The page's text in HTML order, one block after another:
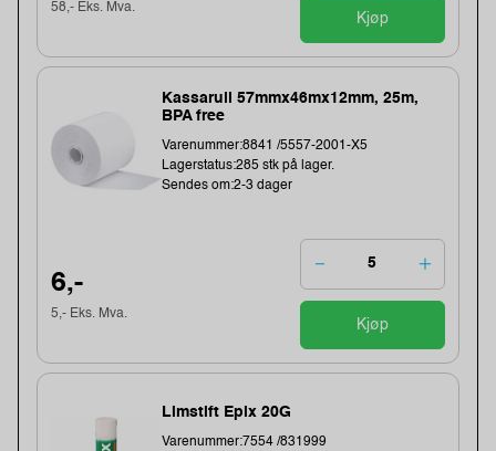
58,- Eks. Mva.
Kjøp
Kassarull 57mmx46mx12mm, 25m,
BPA free
Varenummer:8841 /5557-2001-X5
Lagerstatus:285 stk på lager.
Sendes om:2-3 dager
6,-
5,- Eks. Mva.
Kjøp
Limstift Epix 20G
Varenummer:7554 /831999